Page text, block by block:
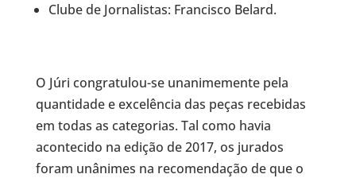
Clube de Jornalistas: Francisco Belard.
O Júri congratulou-se unanimemente pela
quantidade e excelência das peças recebidas
em todas as categorias. Tal como havia
acontecido na edição de 2017, os jurados
foram unânimes na recomendação de que o